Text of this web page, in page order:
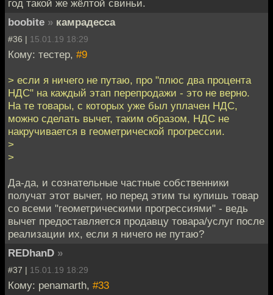
год такой же жёлтой свиньи.
boobite » камрадесса
#36 | 15.01.19 18:29
Кому: тестер, #9
> если я ничего не путаю, про "плюс два процента
НДС" на каждый этап перепродажи - это не верно.
На те товары, с которых уже был уплачен НДС,
можно сделать вычет, таким образом, НДС не
накручивается в геометрической прогрессии.
>
>
Да-да, и сознательные частные собственники
получат этот вычет, но перед этим ты купишь товар
со всеми "геометрическими прогрессиями" - ведь
вычет предоставляется продавцу товара/услуг после
реализации их, если я ничего не путаю?
REDhanD »
#37 | 15.01.19 18:29
Кому: penamarth, #33